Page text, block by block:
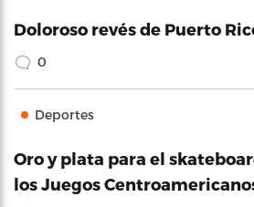
Doloroso revés de Puerto
0
Deportes
Oro y plata para el
los Juegos